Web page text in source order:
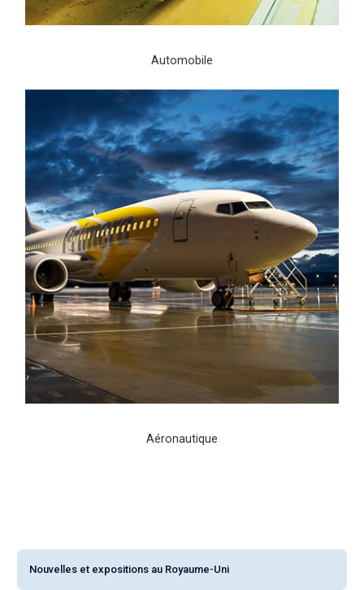
Automobile
Aéronautique
Nouvelles et expositions au Royaume-Uni